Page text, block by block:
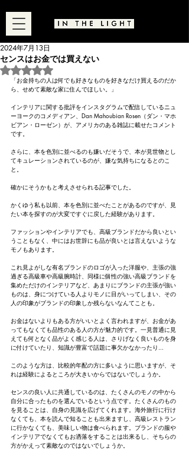
センスはお金では買えない
2024年7月13日
5つ星のうちNaNと評価されています。
「お金持ちの人は何でも好きなものを好きなだけ買えるのだか
ら、せめて素敵な家に住んでほしい。」
インテリアに関する批評をインスタグラムで配信しているニュ
ーヨークのコメディアン、Dan Mahoubian Rosen（ダン・マホ
ビアン・ローゼン）が、アメリカのある雑誌に載せたコメント
です。
さらに、本を色別に並べるのも嫌いだそうで、本が見世物とし
てキュレーションされているのが、嫌な気持ちになるとのこ
と。
確かにそうかもと考えさせられる記事でした。
かくゆう私も以前、本を色別に並べたことがあるのですが、見
たい本を探すのが大変ですぐに戻した経験があります。
ファッションやインテリアでも、高級ブランドだから良いとい
うこともなく、中にはお世辞にも品が良いとは言えないような
モノもあります。
これ見よがしな有名ブランドのロゴが入った洋服や、主張の強
過ぎる高級車や高級腕時計、同様に個性の強い高級ブランドを
集めただけのインテリアなど、あまりにブランドの主張が強い
ものは、身につけている人よりモノに目がいってしまい、その
人の印象がブランドの印象しか残らないなんてことも。
お金はないよりもある方がいいとよく言われますが、お金があ
ってもなくても品性のある人の方が魅力的です。一見普通に見
えても何となく品がよく感じる人は、さりげなく良いものを身
に付けていたり、知識が豊富で話題に事欠かなかったり...
このような方は、比較的年配の方に多いように思いますが、そ
れは経験によるところが大きいからではないでしょうか。
センスの良い人に共通しているのは、たくさんのモノの中から
自分に合ったものを選んでいるという点です。たくさんのもの
を見ることは、自身の見識を広げてくれます。海外旅行に行け
なくても、本を読んで知ることも出来ますし、高級レストラン
に行かなくても、美味しい物は食べられます。ブランドの服や
インテリアでなくてもお洒落をすることは出来るし、そちらの
方がかえって素敵なのではないでしょうか。